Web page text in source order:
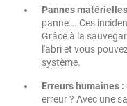
Pannes
panne... Ces
Grâce à la
l'abri et vous
système.
Erreurs humaines :
erreur ? Avec une